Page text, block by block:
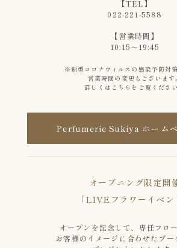
【TEL】
022-221-5588
【営業時間】
10:15～19:45
※新型コロナウィルスの感染予防対
営業時間の変更もございます。
詳しくはこちらをご覧ください
Perfumerie Sukiya ホーム
オープニング限定開
「LIVEフラワーイベン
オープンを記念して、専任フロ
お客様のイメージに合わせたブー